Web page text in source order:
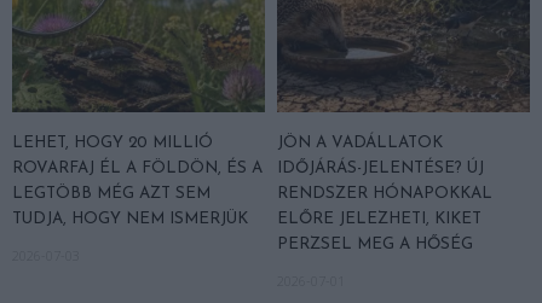
LEHET, HOGY 20 MILLIÓ
ROVARFAJ ÉL A FÖLDÖN, ÉS A
LEGTÖBB MÉG AZT SEM
TUDJA, HOGY NEM ISMERJÜK
JÖN A VADÁLLATOK
IDŐJÁRÁS-JELENTÉSE? ÚJ
RENDSZER HÓNAPOKKAL
ELŐRE JELEZHETI, KIKET
PERZSEL MEG A HŐSÉG